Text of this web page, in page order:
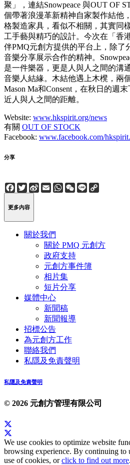
聚」，連結Snowpeace 與OUT OF
個帶著浪漫革新精神自家製作結他
格製造家具，看似不相關，其實同
工手藝與精巧的設計。今次在「香
伴PMQ元創方提供的平台上，除了
音樂分享展示合作的精神。
是一件樂器，更是人與人之間的溝
音樂人結緣。木結他遇上木櫈，兩
Mason Ma和Consent，在秋日的週
近人與人之間的距離。
Website: www.hkspirit.org/news
有關 OUT OF STOCK
Facebook: www.facebook.com/
分享
Facebook
Twitter
Sina
Weibo
EmailWhatsApp
WeChat
Line
更多內容
關於我們
關於 PMQ 元創方
政府支持
元創方事件簿
相片集
短片分享
媒體中心
新聞稿
新聞報導
招標公告
為元創方工作
聯絡我們
私隱及免責聲明
私隱及免責聲明
© 2026 元創方管理有限公司
We use cookies to optimize website
browsing experience. By continuing to
use of cookies, orclick to find out more.